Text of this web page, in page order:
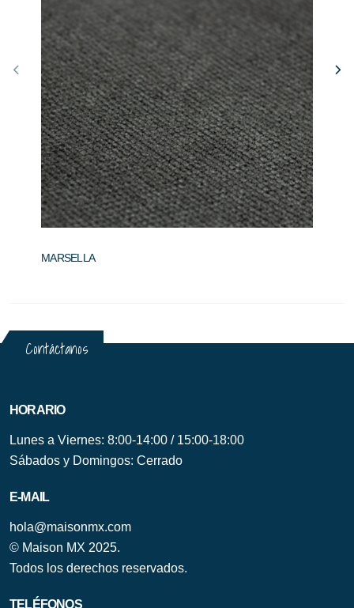
MARSELLA
Contáctanos
HORARIO
Lunes a Viernes: 8:00-14:00 / 15:00-18:00
Sábados y Domingos: Cerrado
E-MAIL
hola@maisonmx.com
© Maison MX 2025.
Todos los derechos reservados.
TELÉFONOS